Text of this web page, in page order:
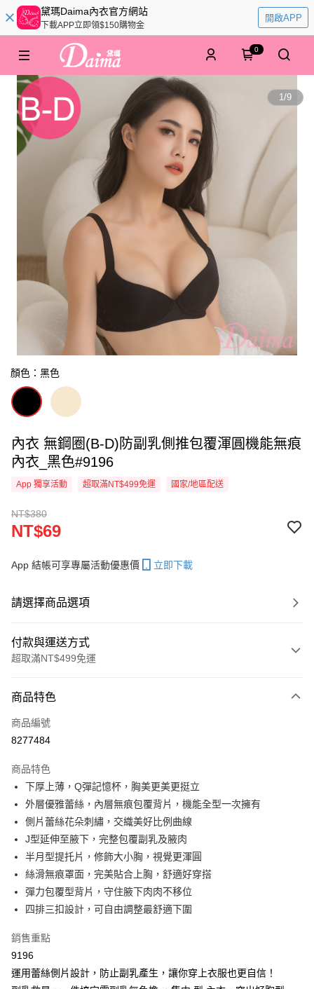
黛瑪Daima內衣官方網站
下載APP立即領$150購物金
開啟APP
0
1/9
顏色：黑色
內衣 無鋼圈(B-D)防副乳側推包覆渾圓機能無痕
內衣_黑色#9196
App 獨享活動 超取滿NT$499免運 國家/地區配送
NT$380
NT$69
App 結帳可享專屬活動優惠價 立即下載
請選擇商品選項
付款與運送方式
超取滿NT$499免運
信用卡一次付款
超商取貨付款
Apple Pay
街口支付
悠遊付
全盈+PAY
大哥付你分期
相關說明
1.本服務由台灣大哥大提供，台灣大哥大用戶可立即使用無須另外申請。
2.付款方式選擇「大哥付你分期」，訂單成立後會自動跳轉到大哥付的交易
流程，驗證手機門號後，選擇欲分期的期數、繳款截止日，確認付款後即完
成交易。
AFTEE先享後付是「在收到商品之後才付款」的支付方式。 讓您購物簡單
Hami Point
商品特色
商品編號
8277484
商品特色
下厚上薄，Q彈記憶杯，胸美更美更挺立
外層優雅蕾絲，內層無痕包覆背片，機能全型一次擁有
側片蕾絲花朵刺繡，交織美好比例曲線
J型延伸至腋下，完整包覆副乳及腋肉
半月型提托片，修飾大小胸，視覺更渾圓
絲滑無痕罩面，完美貼合上胸，舒適好穿搭
彈力包覆型背片，守住腋下肉肉不移位
四排三扣設計，可自由調整最舒適下圍
銷售重點
9196
運用蕾絲側片設計，防止副乳產生，讓你穿上衣服也更自信！